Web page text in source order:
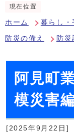
現在位置
ホーム 暮らし・
防災の備え 防災
阿見町
模災害編
[2025年9月22日]